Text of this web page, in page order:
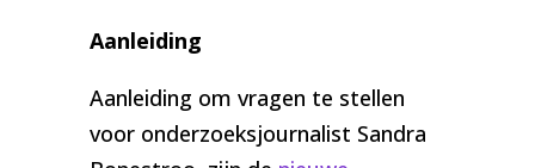
Aanleiding
Aanleiding om vragen te stellen
voor onderzoeksjournalist Sandra